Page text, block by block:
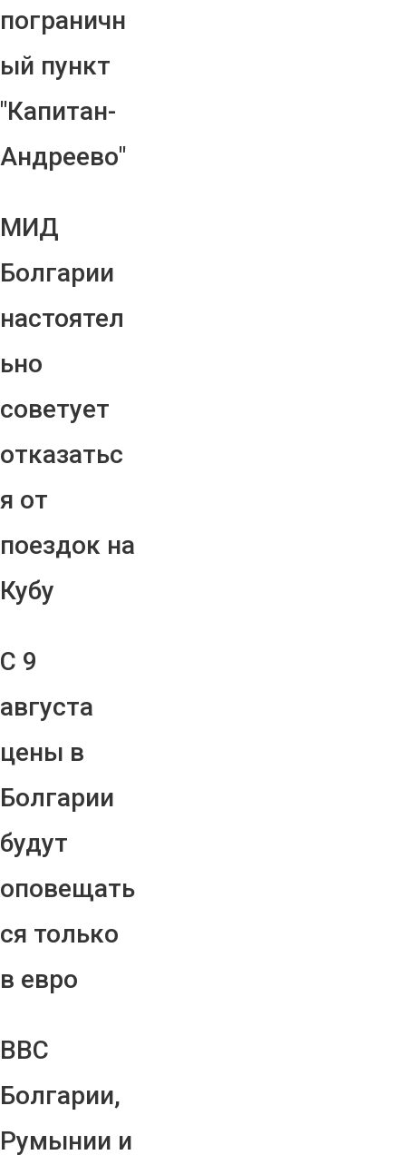
пограничн
ый пункт
"Капитан-
Андреево"
МИД
Болгарии
настоятел
ьно
советует
отказатьс
я от
поездок на
Кубу
С 9
августа
цены в
Болгарии
будут
оповещать
ся только
в евро
ВВС
Болгарии,
Румынии и